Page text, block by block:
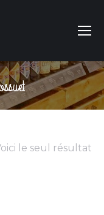
ici :
le seul résultat